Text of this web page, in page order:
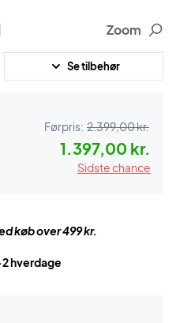
Zoom
Se tilbehør
Førpris: 2.399,00 kr.
1.397,00 kr.
Sidste chance
køb over 499 kr.
hverdage